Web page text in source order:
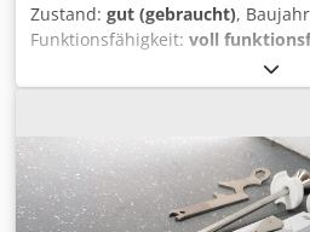
Zustand: gut (gebraucht),
Funktionsfähigkeit: voll
ein Edertal - Fleischmürber -
Dedpfszcxhkex Aiaewa Die
zustand. Weiteres auf Anfrage!
nur an Gewerbetreibende, keine
Gewährleistung.